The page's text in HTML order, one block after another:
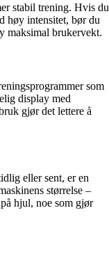
stabil trening. Hvis du
høy intensitet, bør du
maksimal brukervekt.
som
display med
gjør det lettere å
eller sent, er en
størrelse –
hjul, noe som gjør